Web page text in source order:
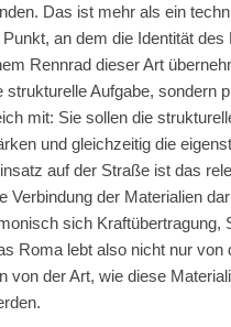
Das ist mehr als ein
an dem die Identität des
Rennrad dieser Art
strukturelle Aufgabe, sondern
mit: Sie sollen die
und gleichzeitig die
auf der Straße ist das
Verbindung der Materialien
sich Kraftübertragung,
Roma lebt also nicht nur von
von der Art, wie diese